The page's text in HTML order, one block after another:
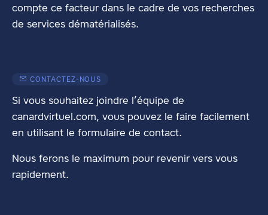
compte ce facteur dans le cadre de vos recherches
de services dématérialisés.
CONTACTEZ-NOUS
Si vous souhaitez joindre l’équipe de
canardvirtuel.com, vous pouvez le faire facilement
en utilisant le formulaire de contact.
Nous ferons le maximum pour revenir vers vous
rapidement.